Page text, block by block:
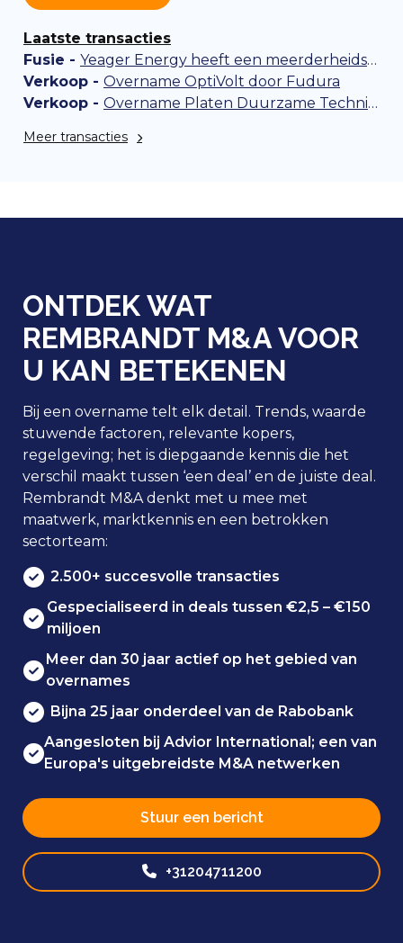
Laatste transacties
Fusie - Yeager Energy heeft een meerderheidsbelang in Aardwarmte Vogelaer genomen
Verkoop - Overname OptiVolt door Fudura
Verkoop - Overname Platen Duurzame Technieken door Green & Durable Group
Meer transacties
ONTDEK WAT
REMBRANDT M&A VOOR
U KAN BETEKENEN
Bij een overname telt elk detail. Trends, waarde
stuwende factoren, relevante kopers,
regelgeving; het is diepgaande kennis die het
verschil maakt tussen ‘een deal’ en de juiste deal .
Rembrandt M&A denkt met u mee met
maatwerk, marktkennis en een betrokken
sectorteam:
2.500+ succesvolle transacties
Gespecialiseerd in deals tussen €2,5 – €150
miljoen
Meer dan 30 jaar actief op het gebied van
overnames
Bijna 25 jaar onderdeel van de Rabobank
Aangesloten bij Advior International; een van
Europa's uitgebreidste M&A netwerken
Stuur een bericht
+31204711200